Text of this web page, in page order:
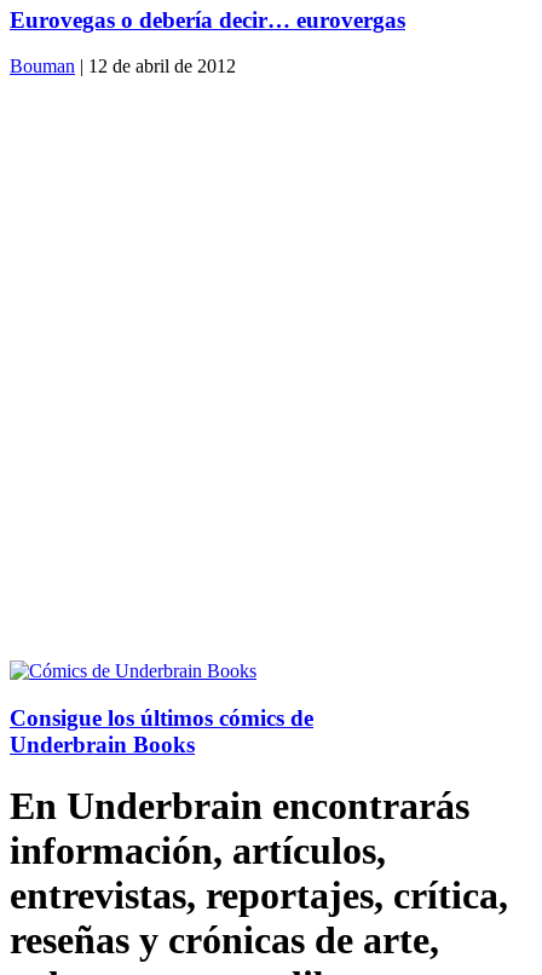
Eurovegas o debería decir… eurovergas
Bouman | 12 de abril de 2012
Consigue los últimos cómics de
Underbrain Books
En Underbrain encontrarás
información, artículos,
entrevistas, reportajes, crítica,
reseñas y crónicas de arte,